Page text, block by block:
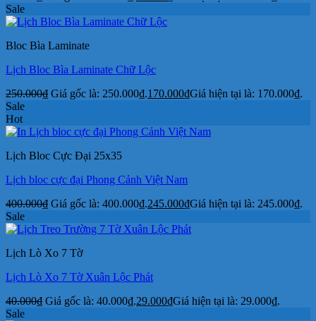
Sale
Bloc Bìa Laminate
Lịch Bloc Bìa Laminate Chữ Lộc
250.000₫ Giá gốc là: 250.000₫.170.000₫Giá hiện tại là: 170.000₫.
Sale
Hot
Lịch Bloc Cực Đại 25x35
Lịch bloc cực đại Phong Cảnh Việt Nam
400.000₫ Giá gốc là: 400.000₫.245.000₫Giá hiện tại là: 245.000₫.
Sale
Lịch Lò Xo 7 Tờ
Lịch Lò Xo 7 Tờ Xuân Lộc Phát
40.000₫ Giá gốc là: 40.000₫.29.000₫Giá hiện tại là: 29.000₫.
Sale